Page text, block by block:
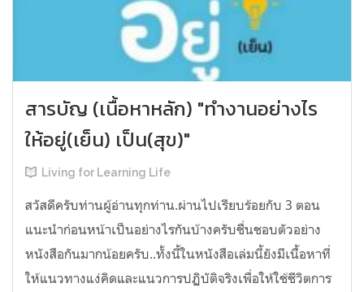
สารบัญ (เนื้อหาหลัก) "ทำงานอย่างไร
ให้อยู่(เย็น) เป็น(สุข)"
Living for Learning Life
สวัสดีครับท่านผู้อ่านทุกท่าน.ผ่านไปเรียบร้อยกับ 3 ตอน
แนะนำก่อนหน้าเป็นอย่างไรกันบ้างครับชื่นชอบตัวอย่าง
หนังสือกันมากน้อยครับ..ทั้งนี้ในหนังสือเล่มนี้ยังมีเนื้อหาที่
ให้แนวทางแง่คิดและแนวการปฏิบัติจริงเพื่อให้ใช้ชีวิตการ